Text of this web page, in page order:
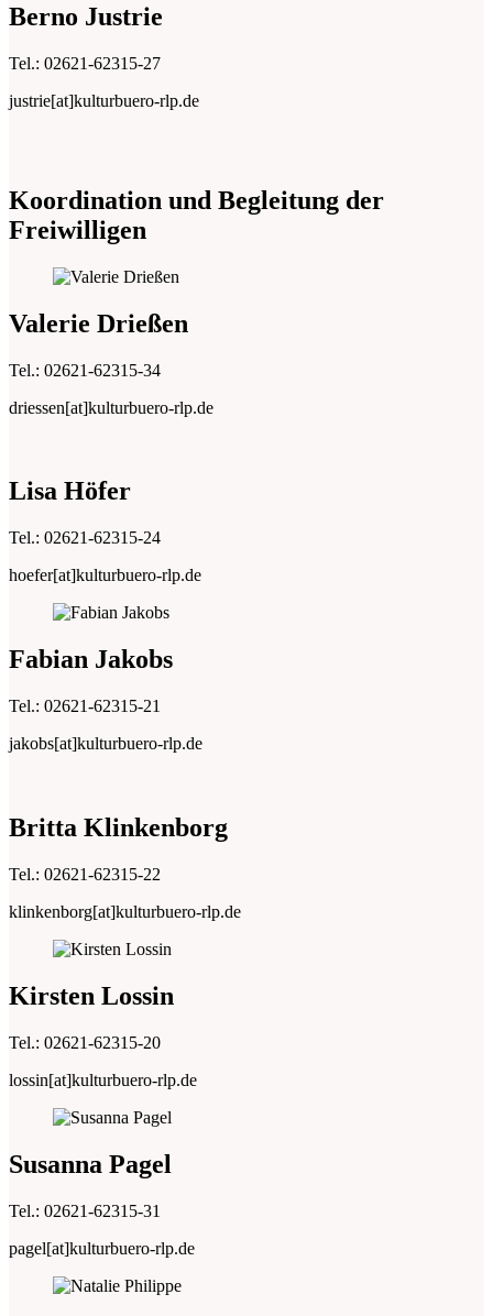
Berno Justrie
Tel.: 02621-62315-27
justrie[at]kulturbuero-rlp.de
Koordination und Begleitung der
Freiwilligen
Valerie Drießen
Tel.: 02621-62315-34
driessen[at]kulturbuero-rlp.de
Lisa Höfer
Tel.: 02621-62315-24
hoefer[at]kulturbuero-rlp.de
Fabian Jakobs
Tel.: 02621-62315-21
jakobs[at]kulturbuero-rlp.de
Britta Klinkenborg
Tel.: 02621-62315-22
klinkenborg[at]kulturbuero-rlp.de
Kirsten Lossin
Tel.: 02621-62315-20
lossin[at]kulturbuero-rlp.de
Susanna Pagel
Tel.: 02621-62315-31
pagel[at]kulturbuero-rlp.de